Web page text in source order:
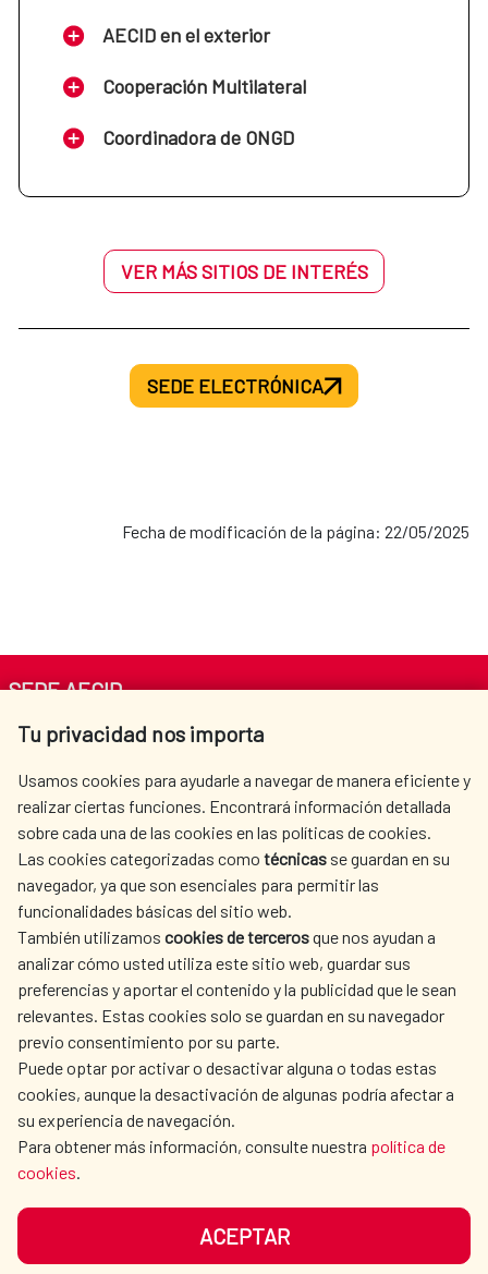
AECID en el exterior
Cooperación Multilateral
Coordinadora de ONGD
VER MÁS SITIOS DE INTERÉS
SEDE ELECTRÓNICA
Fecha de modificación de la página: 22/05/2025
Tu privacidad nos importa
Usamos cookies para ayudarle a navegar de manera eficiente y
realizar ciertas funciones. Encontrará información detallada
sobre cada una de las cookies en las políticas de cookies.
Las cookies categorizadas como técnicas se guardan en su
navegador, ya que son esenciales para permitir las
funcionalidades básicas del sitio web.
También utilizamos cookies de tercerosque nos ayudan a
analizar cómo usted utiliza este sitio web, guardar sus
preferencias y aportar el contenido y la publicidad que le sean
relevantes. Estas cookies solo se guardan en su navegador
previo consentimiento por su parte.
Puede optar por activar o desactivar alguna o todas estas
cookies, aunque la desactivación de algunas podría afectar a
su experiencia de navegación.
Para obtener más información, consulte nuestra política de
cookies.
ACEPTAR
SEDE AECID
Av. Reyes Católicos 4 - 28040 Madrid
centro.informacion@aecid.es
LA AECID
DÓNDE COOPERAMOS
ACCIÓN HUMANITARIA
SALA DE PRENSA
CULTURA Y CIENCIA
BIBLIOTECA
NUESTRAS REDES SOCIALES
PROTECCIÓN DE DATOS